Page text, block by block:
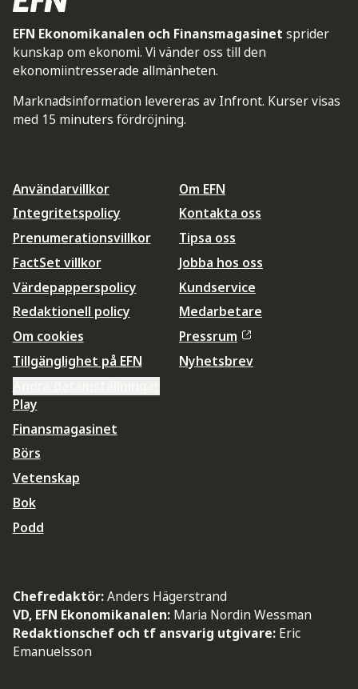
EFN Ekonomikanalen och Finansmagasinet sprider
kunskap om ekonomi. Vi vänder oss till den
ekonomiintresserade allmänheten.
Marknadsinformation levereras av Infront. Kurser visas
med 15 minuters fördröjning.
Användarvillkor
Integritetspolicy
Prenumerationsvillkor
FactSet villkor
Värdepapperspolicy
Redaktionell policy
Om cookies
Tillgänglighet på EFN
Om EFN
Kontakta oss
Tipsa oss
Jobba hos oss
Kundservice
Medarbetare
Pressrum
Nyhetsbrev
Play
Finansmagasinet
Börs
Vetenskap
Bok
Podd
Chefredaktör:Anders Hägerstrand
VD, EFN Ekonomikanalen: Maria Nordin Wessman
Redaktionschef och tf ansvarig utgivare: Eric
Emanuelsson